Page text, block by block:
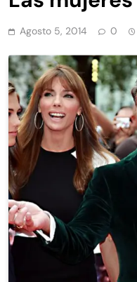
Agosto 5, 2014 0